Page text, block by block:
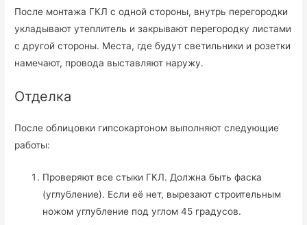
После монтажа ГКЛ с одной стороны, внутрь перегородки
укладывают утеплитель и закрывают перегородку листами
с другой стороны. Места, где будут светильники и розетки
намечают, провода выставляют наружу.
Отделка
После облицовки гипсокартоном выполняют следующие
работы:
Проверяют все стыки ГКЛ. Должна быть фаска
(углубление). Если её нет, вырезают строительным
ножом углубление под углом 45 градусов.